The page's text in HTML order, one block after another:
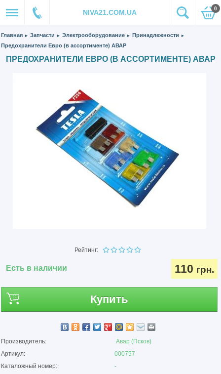
NIVA21.COM.UA 0
Главная ► Запчасти ► Электрооборудование ► Принадлежности ►
Предохранители Евро (в ассортименте) АВАР
ПРЕДОХРАНИТЕЛИ ЕВРО (В АССОРТИМЕНТЕ) АВАР
Рейтинг:
Есть в наличии 110 грн.
Купить
Производитель:
Авар (Псков)
Артикул:
000757
Каталожный номер:
-